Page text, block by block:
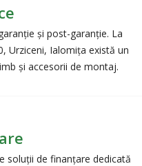
și post-garanție. La
Urziceni, Ialomiţa există un
și accesorii de montaj.
soluții de finanțare dedicată